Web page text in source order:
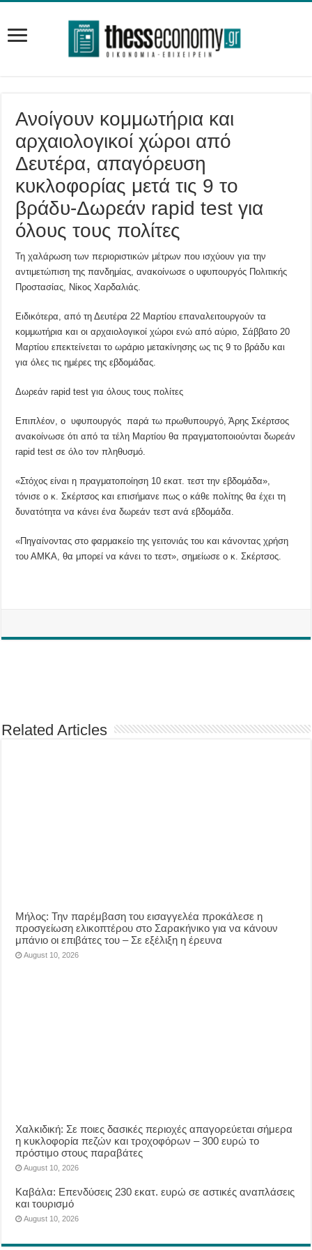
Ανοίγουν κομμωτήρια και
αρχαιολογικοί χώροι από
Δευτέρα, απαγόρευση
κυκλοφορίας μετά τις 9 το
βράδυ-Δωρεάν rapid test για
όλους τους πολίτες
Τη χαλάρωση των περιοριστικών μέτρων που ισχύουν για την
αντιμετώπιση της πανδημίας, ανακοίνωσε ο υφυπουργός Πολιτικής
Προστασίας, Νίκος Χαρδαλιάς.
Ειδικότερα, από τη Δευτέρα 22 Μαρτίου επαναλειτουργούν τα
κομμωτήρια και οι αρχαιολογικοί χώροι ενώ από αύριο, Σάββατο 20
Μαρτίου επεκτείνεται το ωράριο μετακίνησης ως τις 9 το βράδυ και
για όλες τις ημέρες της εβδομάδας.
Δωρεάν rapid test για όλους τους πολίτες
Επιπλέον, ο υφυπουργός παρά τω πρωθυπουργό, Άρης Σκέρτσος
ανακοίνωσε ότι από τα τέλη Μαρτίου θα πραγματοποιούνται δωρεάν
rapid test σε όλο τον πληθυσμό.
«Στόχος είναι η πραγματοποίηση 10 εκατ. τεστ την εβδομάδα»,
τόνισε ο κ. Σκέρτσος και επισήμανε πως ο κάθε πολίτης θα έχει τη
δυνατότητα να κάνει ένα δωρεάν τεστ ανά εβδομάδα.
«Πηγαίνοντας στο φαρμακείο της γειτονιάς του και κάνοντας χρήση
του ΑΜΚΑ, θα μπορεί να κάνει το τεστ», σημείωσε ο κ. Σκέρτσος.
Related Articles
Μήλος: Την παρέμβαση του εισαγγελέα προκάλεσε η
προσγείωση ελικοπτέρου στο Σαρακήνικο για να κάνουν
μπάνιο οι επιβάτες του – Σε εξέλιξη η έρευνα
August 10, 2026
Χαλκιδική: Σε ποιες δασικές περιοχές απαγορεύεται σήμερα
η κυκλοφορία πεζών και τροχοφόρων – 300 ευρώ το
πρόστιμο στους παραβάτες
August 10, 2026
Καβάλα: Επενδύσεις 230 εκατ. ευρώ σε αστικές αναπλάσεις
και τουρισμό
August 10, 2026